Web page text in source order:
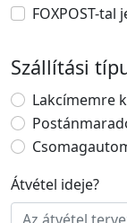
FOXPOST-
Szállítási
Lakcímemre
Átvétel ideje?